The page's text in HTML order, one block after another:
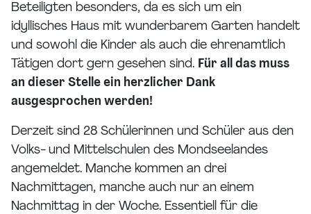
Beteiligten besonders, da es sich um ein
idyllisches Haus mit wunderbarem Garten handelt
und sowohl die Kinder als auch die ehrenamtlich
Tätigen dort gern gesehen sind. Für all das muss
an dieser Stelle ein herzlicher Dank
ausgesprochen werden!
Derzeit sind 28 Schülerinnen und Schüler aus den
Volks- und Mittelschulen des Mondseelandes
angemeldet. Manche kommen an drei
Nachmittagen, manche auch nur an einem
Nachmittag in der Woche. Essentiell für die